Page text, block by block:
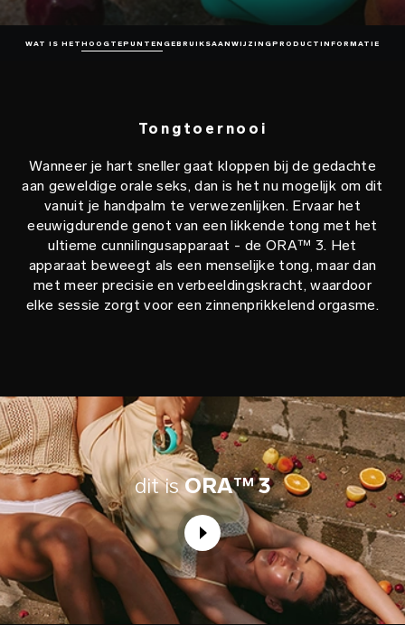
WAT IS HET HOOGTEPUNTEN GEBRUIKSAANWIJZINGPRODUCTINFORMATIE
Tongtoernooi
Wanneer je hart sneller gaat kloppen bij de gedachte
aan geweldige orale seks, dan is het nu mogelijk om dit
vanuit je handpalm te verwezenlijken. Ervaar het
eeuwigdurende genot van een likkende tong met het
ultieme cunnilingusapparaat - de ORA™ 3. Het
apparaat beweegt als een menselijke tong, maar dan
met meer precisie en verbeeldingskracht, waardoor
elke sessie zorgt voor een zinnenprikkelend orgasme.
dit isORA™ 3